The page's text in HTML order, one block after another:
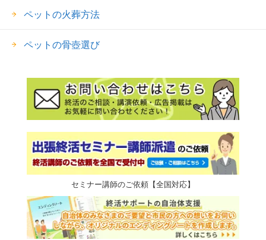
ペットの火葬方法
ペットの骨壺選び
セミナー講師のご依頼【全国対応】